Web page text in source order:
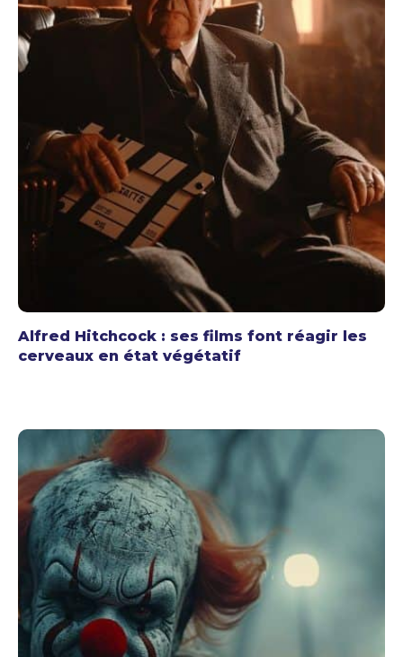
Alfred Hitchcock : ses films font réagir les
cerveaux en état végétatif